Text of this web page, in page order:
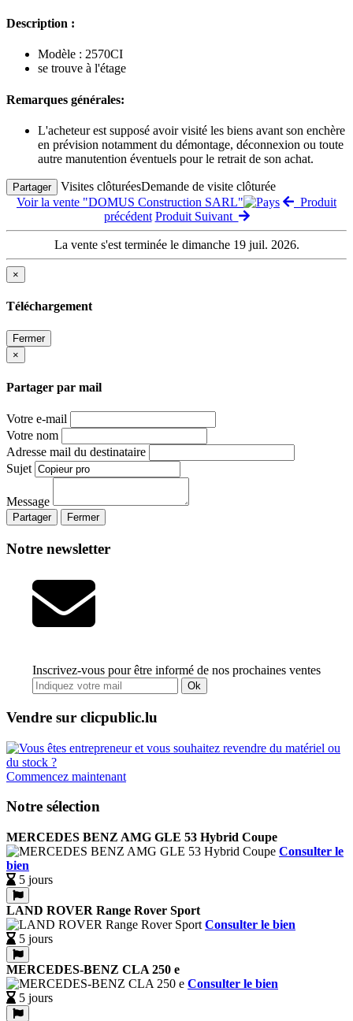
Description :
Modèle : 2570CI
se trouve à l'étage
Remarques générales:
L'acheteur est supposé avoir visité les biens avant son enchère
en prévision notamment du démontage, déconnexion ou toute
autre manutention éventuels pour le retrait de son achat.
Partager Visites clôturéesDemande de visite clôturée
Voir la vente "DOMUS Construction SARL"
Produit
précédent Produit Suivant
La vente s'est terminée le dimanche 19 juil. 2026.
×
Téléchargement
Fermer
×
Partager par mail
Votre e-mail
Votre nom
Adresse mail du destinataire
Sujet
Message
Partager Fermer
Notre newsletter
Inscrivez-vous pour être informé de nos prochaines ventes
Ok
Vendre sur clicpublic.lu
Commencez maintenant
Notre sélection
MERCEDES BENZ AMG GLE 53 Hybrid Coupe
Consulter le
bien
5 jours
LAND ROVER Range Rover Sport
Consulter le bien
5 jours
MERCEDES-BENZ CLA 250 e
Consulter le bien
5 jours